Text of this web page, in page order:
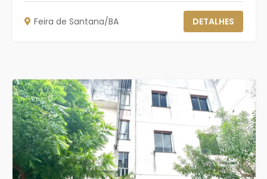
Feira de Santana/BA DETALHES